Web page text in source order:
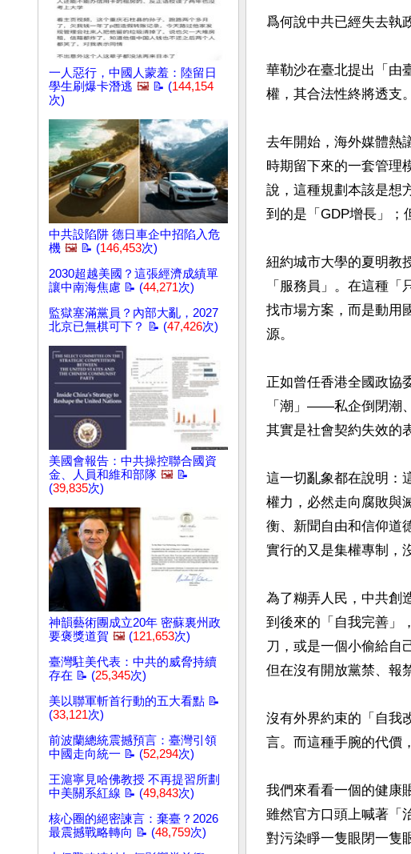
一人惡行，中國人蒙羞：陸留日
學生刷爆卡潛逃 🖼️ 📝 (144,154
次)
中共設陷阱 德日車企中招陷入危
機 🖼️ 📝 (146,453次)
2030超越美國？這張經濟成績單
讓中南海焦慮 📝 (44,271次)
監獄塞滿黨員？內部大亂，2027
北京已無棋可下？ 📝 (47,426次)
美國會報告：中共操控聯合國資
金、人員和維和部隊 🖼️ 📝
(39,835次)
神韻藝術團成立20年 密蘇裏州政
要褒獎道賀 🖼️ (121,653次)
臺灣駐美代表：中共的威脅持續
存在 📝 (25,345次)
美以聯軍斬首行動的五大看點 📝
(33,121次)
前波蘭總統震撼預言：臺灣引領
中國走向統一 📝 (52,294次)
王滬寧見哈佛教授 不再提習所劃
中美關系紅線 📝 (49,843次)
核心圈的絕密諫言：棄臺？2026
最震撼戰略轉向 📝 (48,759次)
爲何說中共已經失去執
華勒沙在臺北提出「由
權，其合法性終將透支。
去年開始，海外媒體熱
時期留下來的一套管理
說，這種規劃本該是想
到的是「GDP增長」；
紐約城市大學的夏明教
「服務員」。在這種
找市場方案，而是動用
源。
正如曾任香港全國政協
「潮」——私企倒閉潮
其實是社會契約失效的
這一切亂象都在說明：
權力，必然走向腐敗與
衡、新聞自由和信仰道
實行的又是集權專制，
為了糊弄人民，中共創
到後來的「自我完善」
刀，或是一個小偷給自
但在沒有開放黨禁、報
沒有外界約束的「自我
言。而這種手腕的代價
我們來看看一個的健康
雖然官方口頭上喊著「
對污染睜一隻眼閉一隻